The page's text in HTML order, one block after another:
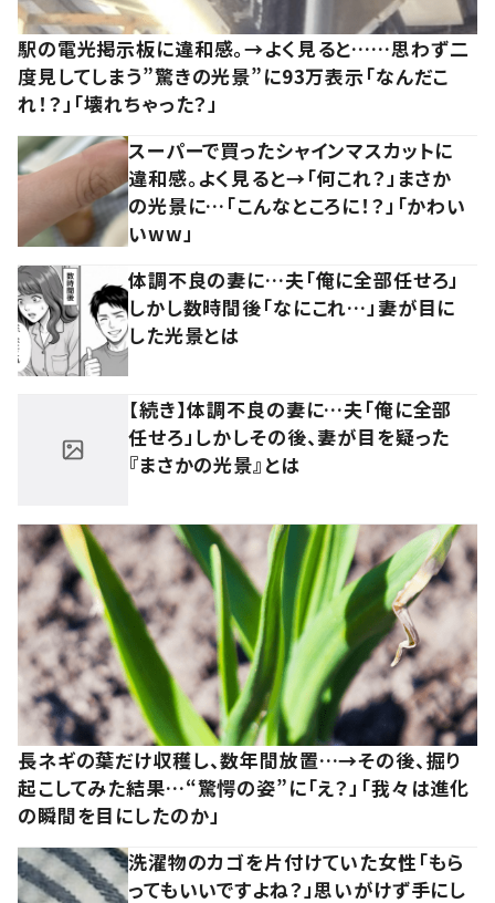
駅の電光掲示板に違和感。→よく見ると……思わず二
度見してしまう”驚きの光景”に93万表示「なんだこ
れ！？」「壊れちゃった？」
スーパーで買ったシャインマスカットに
違和感。よく見ると→「何これ？」まさか
の光景に…「こんなところに！？」「かわい
いww」
体調不良の妻に…夫「俺に全部任せろ」
しかし数時間後「なにこれ…」妻が目に
した光景とは
【続き】体調不良の妻に…夫「俺に全部
任せろ」しかしその後、妻が目を疑った
『まさかの光景』とは
長ネギの葉だけ収穫し、数年間放置…→その後、掘り
起こしてみた結果…“驚愕の姿”に「え？」「我々は進化
の瞬間を目にしたのか」
洗濯物のカゴを片付けていた女性「もら
ってもいいですよね？」思いがけず手にし